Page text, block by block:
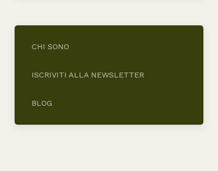
CHI SONO
ISCRIVITI ALLA NEWSLETTER
BLOG